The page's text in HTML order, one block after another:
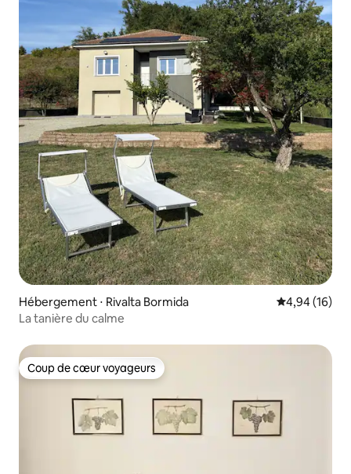
Hébergement ⋅ Rivalta Bormida Évaluation
4,94 (16)
La tanière du calme
Coup de cœur voyageurs
Coup de cœur voyageurs